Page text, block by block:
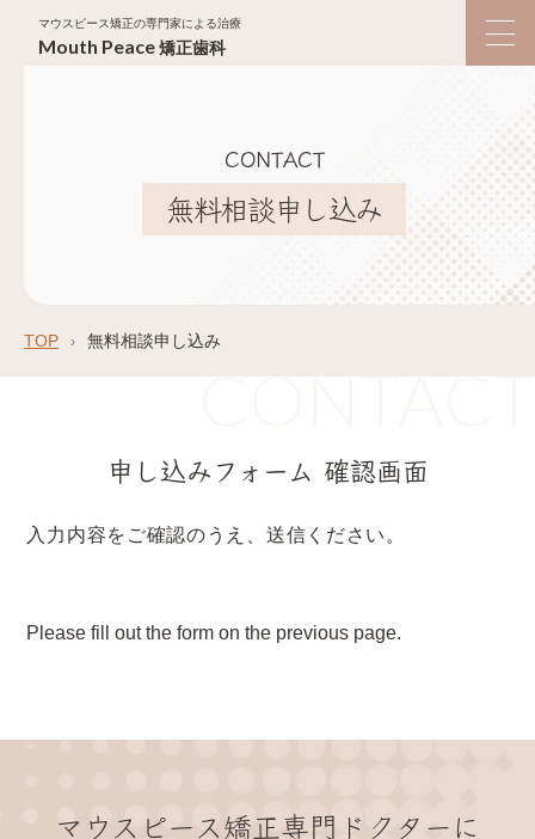
マウスピース矯正の専門家による治療
Mouth Peace矯正歯科
CONTACT
無料相談申し込み
TOP 無料相談申し込み
申し込みフォーム 確認画面
入力内容をご確認のうえ、送信ください。
Please fill out the form on the previous page.
マウスピース矯正専門ドクターに